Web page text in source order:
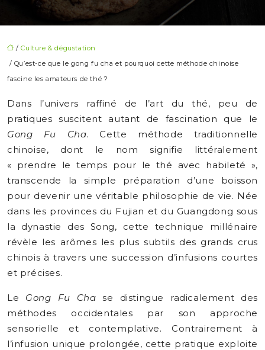
/Culture & dégustation
/ Qu’est-ce que le gong fu cha et pourquoi cette méthode chinoise
fascine les amateurs de thé ?
Dans l’univers raffiné de l’art du thé, peu de
pratiques suscitent autant de fascination que le
Gong Fu Cha. Cette méthode traditionnelle
chinoise, dont le nom signifie littéralement
« prendre le temps pour le thé avec habileté »,
transcende la simple préparation d’une boisson
pour devenir une véritable philosophie de vie. Née
dans les provinces du Fujian et du Guangdong sous
la dynastie des Song, cette technique millénaire
révèle les arômes les plus subtils des grands crus
chinois à travers une succession d’infusions courtes
et précises.
Le Gong Fu Cha se distingue radicalement des
méthodes occidentales par son approche
sensorielle et contemplative. Contrairement à
l’infusion unique prolongée, cette pratique exploite